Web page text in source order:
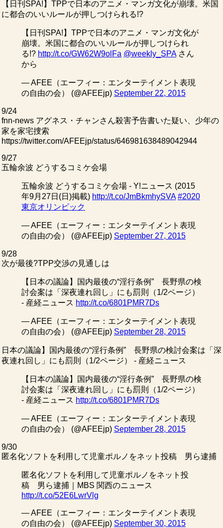
【日刊SPA!】TPPで日本のアニメ・マンガ文化が崩壊。米国
に都合のいいルールが押しつけられる!?
【日刊SPA!】TPPで日本のアニメ・マンガ文化が
崩壊。米国に都合のいいルールが押しつけられ
る!? http://t.co/GW62W9olFa @weekly_SPAさん
から
— AFEE（エーフィー：エンターテイメント表現
の自由の会） (@AFEEjp) September 22, 2015
9/24
fnn-news アグネス・チャンさん殺害予告書いた疑い、少年の
家を家宅捜索
https://twitter.com/AFEEjp/status/646981638489042944
9/27
五輪余波 どうするコミケ会場
五輪余波 どうするコミケ会場 - Y!ニュース (2015
年9月27日(日)掲載) http://t.co/JmBkmhySVA #2020
東京オリンピック
— AFEE（エーフィー：エンターテイメント表現
の自由の会） (@AFEEjp) September 27, 2015
9/28
次が最後?TPP交渉の見通しは
【日本の議論】国内最後の“淫行条例” 長野県の検
討会案は「深夜連れ回し」にも罰則（1/2ページ）
- 産経ニュース http://t.co/6801PMR7Ds
— AFEE（エーフィー：エンターテイメント表現
の自由の会） (@AFEEjp) September 28, 2015
日本の議論】国内最後の“淫行条例” 長野県の検討会案は「深
夜連れ回し」にも罰則（1/2ページ） - 産経ニュース
【日本の議論】国内最後の“淫行条例” 長野県の検
討会案は「深夜連れ回し」にも罰則（1/2ページ）
- 産経ニュース http://t.co/6801PMR7Ds
— AFEE（エーフィー：エンターテイメント表現
の自由の会） (@AFEEjp) September 28, 2015
9/30
匿名化ソフトを利用して児童ポルノをネット投稿 男ら逮捕
匿名化ソフトを利用して児童ポルノをネット投
稿 男ら逮捕｜MBS 関西のニュース
http://t.co/52E6LwrVlg
— AFEE（エーフィー：エンターテイメント表現
の自由の会） (@AFEEjp) September 30, 2015